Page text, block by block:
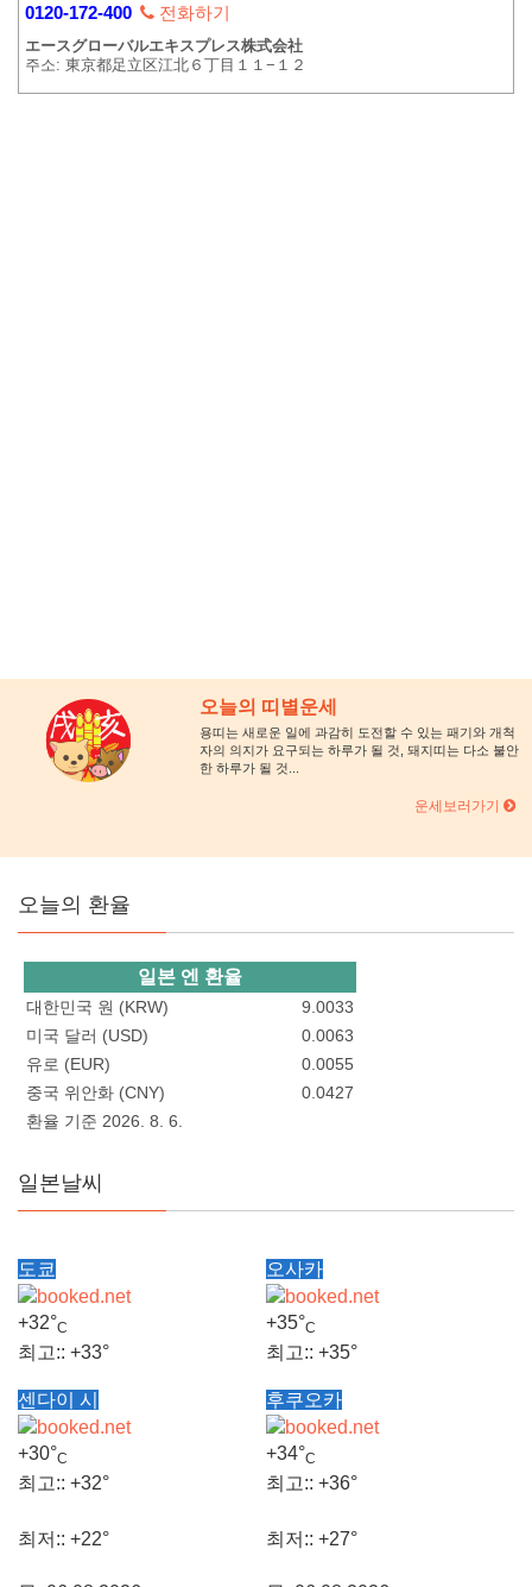
0120-172-400 전화하기
エースグローバルエキスプレス株式会社
주소: 東京都足立区江北６丁目１１−１２
오늘의 띠별운세
용띠는 새로운 일에 과감히 도전할 수 있는 패기와 개척
자의 의지가 요구되는 하루가 될 것, 돼지띠는 다소 불안
한 하루가 될 것...
운세보러가기
오늘의 환율
일본 엔 환율
대한민국 원 (KRW)
9.0033
미국 달러 (USD)
0.0063
유로 (EUR)
0.0055
중국 위안화 (CNY)
0.0427
환율 기준 2026. 8. 6.
일본날씨
도쿄
+32°C
최고:: +33°
최저::+24°
목, 06.08.2026
오사카
+35°C
최고:: +35°
최저::+28°
목, 06.08.2026
센다이 시
+30°C
최고:: +32°
최저:: +22°
후쿠오카
+34°C
최고:: +36°
최저:: +27°